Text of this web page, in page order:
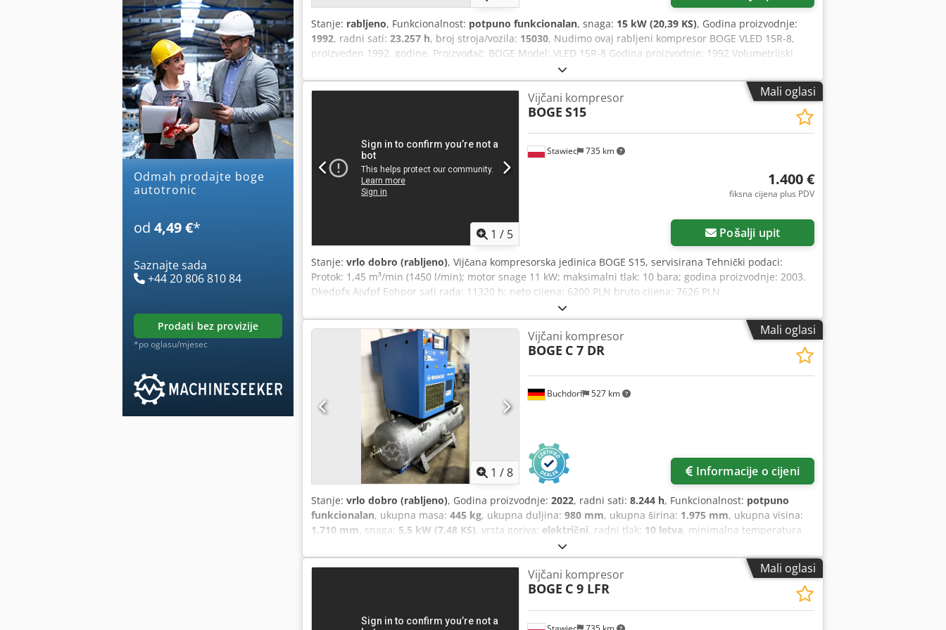
Odmah prodajte boge
autotronic
od 4,49 €*
Saznajte sada
+44 20 806 810 84
prodati bez provizije
*po oglasu/mjesec
Stanje: rabljeno, Funkcionalnost: potpuno funkcionalan, snaga: 15 kW (20,39 KS), Godina proizvodnje:
1992, radni sati: 23.257 h, broj stroja/vozila: 15030, Nudimo ovaj rabljeni kompresor BOGE VLED 15R-8,
proizveden 1992. godine. Proizvođač: BOGE Model: VLED 15R-8 Godina proizvodnje: 1992 Volumetrijski
protok: 1268 m³/min Izlazni tlak kompresije: 13 bara Brzina glavnog rotora: 4405 min-1 Snaga pogona: 15
kW Dkjdpfx Ahjzqpk Ropsr Ako imate dodatnih pitanja ili vam je potrebno više informacija, slobodno nam
Mali oglasi
1 / 5
Stawiec 735 km
Vijčani kompresor
BOGE S15
1.400 €
fiksna cijena plus PDV
Pošalji upit
Stanje: vrlo dobro (rabljeno), Vijčana kompresorska jedinica BOGE S15, servisirana Tehnički podaci:
Protok: 1,45 m³/min (1450 l/min); motor snage 11 kW; maksimalni tlak: 10 bara; godina proizvodnje: 2003.
Dkedpfx Ajyfpf Eohpor sati rada: 11320 h; neto cijena: 6200 PLN bruto cijena: 7626 PLN
Mali oglasi
1 /8
Buchdorf 527 km
Vijčani kompresor
BOGE C 7 DR
Informacije o cijeni
Stanje: vrlo dobro (rabljeno), Godina proizvodnje: 2022, radni sati: 8.244 h, Funkcionalnost: potpuno
funkcionalan, ukupna masa: 445 kg, ukupna duljina: 980 mm, ukupna širina: 1.975 mm, ukupna visina:
1.710 mm, snaga: 5,5 kW (7,48 KS), vrsta goriva: električni, radni tlak: 10 letva, minimalna temperatura
45 °C, razina buke:
hlađenja:zrak, Oprema:Dostupna tipska pločica, dokumentacija / priručnik, rashladni sušač, Prodaja
sa skladišne lokacije Albert-Proeller-Straße 9a, 86675 Buchdorf Servis će biti stručno izvršen 16.06.2026.
Proizvođač: BOGE Model: C 7 DR Godina proizvodnje: 2022 Dedpfx Ajzf Ihqjhpjkr Izvedba: vijčani
zraka • D = integrirani rashladni sušač Tip kompresora: Vijčani kompresor s uljnim ubrizgavanjem Nazivna
Mali oglasi
Vijčani kompresor
BOGE C 9 LFR